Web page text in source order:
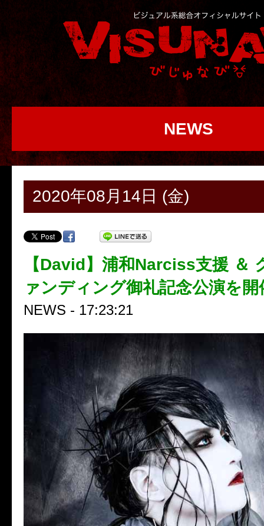
NEWS
2020年08月14日 (金)
【David】浦和Narciss支援 ＆
ァンディング御礼記念公演を開
NEWS - 17:23:21